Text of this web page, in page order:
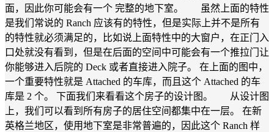
面，因此你可能会有一个 完整的地下室。 虽然上面的特性
是我们常说的 Ranch 应该有的特性，但是实际上并不是所有
的特性就必须满足的，比如说上面特性中的大窗户，在正门入
口处就没有看到，但是在后面的空间中可能会有一个推拉门让
你能够进入后院的 Deck 或者直接进入院子。 在上面的图中，
一个重要特性就是 Attached 的车库，而且这个 Attached 的车
库是 2 个。 下面我们来看看这个房子的设计图。 从设计图
上，我们可以看到所有房子的居住空间都集中在一层。 在新
英格兰地区，使用地下室是非常普遍的，因此这个 Ranch 样